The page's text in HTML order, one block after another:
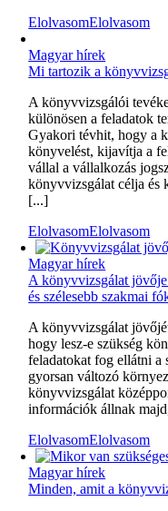
ElolvasomElolvasom
Magyar hírek
Mi tartozik a
A könyvvizsgálói
különösen a feladatok
Gyakori tévhit, hogy a
könyvelést, kijavítja a
vállal a vállalkozás
könyvvizsgálat célja és
[...]
ElolvasomElolvasom
Magyar hírek
A könyvvizsgálat
és szélesebb szakmai
A könyvvizsgálat
hogy lesz-e szükség
feladatokat fog ellátni a
gyorsan változó
könyvvizsgálat
információk állnak
ElolvasomElolvasom
Magyar hírek
Minden, amit a